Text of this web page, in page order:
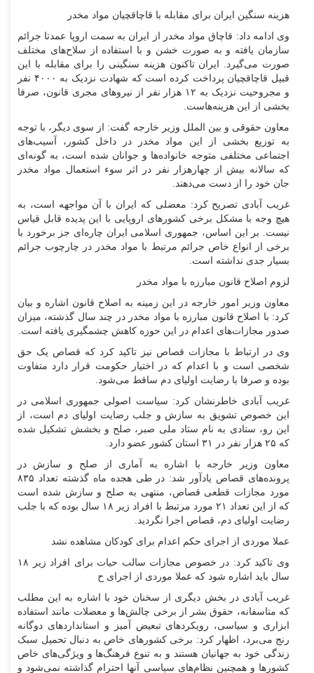
هزینه سنگین ایران برای مقابله با قاچاقچیان مواد مخدر
وی ادامه داد: قاچاق مواد مخدر از ایران به سمت اروپا عمدتا جرائم
سازمان یافته و به صورت خشن و با استفاده از سلاح‌های مختلف
صورت می‌گیرد. ایران تاکنون هزینه سنگینی را برای مقابله با این
قبیل قاچاقچیان پرداخت کرده است که شهادت نزدیک به ۴۰۰۰ نفر
و مجروحیت نزدیک به ۱۲ هزار نفر از نیرو‌های مجری قانون، صرفا
بخشی از این هزینه‌هاست.
معاون حقوقی و بین الملل وزیر خارجه گفت: از سوی دیگر، با توجه
به توزیع بخشی از این مواد مخدر در داخل کشور، آسیب‌های
اجتماعی مختلفی متوجه خانواده‌ها و جوانان شده است، به گونه‌ای
که سالانه بیش از چهارهزار نفر در اثر سوء استعمال مواد مخدر
جان خود را از دست می‌دهند.
غریب آبادی تصریح کرد: معضلی که ایران با آن مواجهه است، به
هیچ وجه با مشکل برخی کشور‌های اروپایی با این پدیده قابل قیاس
نیست. بر این اساس، جمهوری اسلامی ایران چاره‌ای جز برخورد با
برخی از انواع خاص جرائم مرتبط با مواد مخدر در چارچوب جرائم
بسیار جدی نداشته است.
لزوم اصلاح قانون مبارزه با مواد مخدر
معاون وزیر امور خارجه در این زمینه به اصلاح قانون اشاره و بیان
کرد: با اصلاح قانون مبارزه با مواد مخدر در چند سال گذشته، میزان
صدور مجازات‌های اعدام در این حوزه کاهش چشمگیری یافته است.
وی در ارتباط با مجازات قصاص نیز تاکید کرد که قصاص یک حق
شخصی است و با اعدام که در اختیار حکومت قرار دارد متفاوت
بوده و صرفا با رضایت اولیای دم ساقط می‌شود.
غریب آبادی خاطرنشان کرد: سیاست اصولی جمهوری اسلامی در
این خصوص تشویق به سازش و جلب رضایت اولیای دم است، از
این رو، ستادی به نام ستاد ملی صبر، صلح و بخشش تشکیل شده
که ۲۵ هزار نفر در ۳۱ استان کشور عضو دارد.
معاون وزیر خارجه با اشاره به آماری از صلح و سازش در
پرونده‌های قصاص یادآور شد: در طی هجده ماه گذشته تعداد ۸۳۵
مورد مجازات قطعی قصاص، منتهی به صلح و سازش شده است
که از این تعداد ۲۱ مورد مرتبط با افراد زیر ۱۸ سال بوده که با جلب
رضایت اولیای دم، قصاص اجرا نگردید.
عملا موردی از اجرای حکم اعدام برای کودکان مشاهده نشد
وی تاکید کرد: در خصوص مجازات سالب حیات برای افراد زیر ۱۸
سال باید اشاره شود که عملا موردی از اجرای ح
غریب آبادی در بخش دیگری از سخنان خود با اشاره به این مطلب
که متاسفانه، حقوق بشر از برخی چالش‌ها و معضلات مانند استفاده
ابزاری و سیاسی، رویکرد‌های تبعیض آمیز و استاندارد‌های دوگانه
رنج می‌برد، اظهار کرد: برخی کشور‌های خاص به دنبال تحمیل سبک
زندگی خود به جهانیان هستند و به تنوع فرهنگ‌ها و ویژگی‌های خاص
کشور‌ها و همچنین نظام‌های سیاسی آنها احترام گذاشته نمی‌شود و